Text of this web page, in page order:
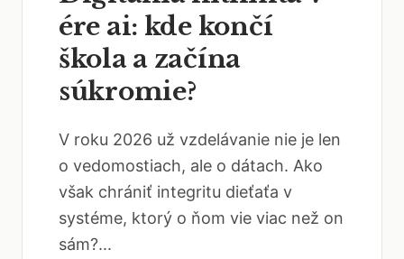
ére ai: kde končí
škola a začína
súkromie?
V roku 2026 už vzdelávanie nie je len
o vedomostiach, ale o dátach. Ako
však chrániť integritu dieťaťa v
systéme, ktorý o ňom vie viac než on
sám?...